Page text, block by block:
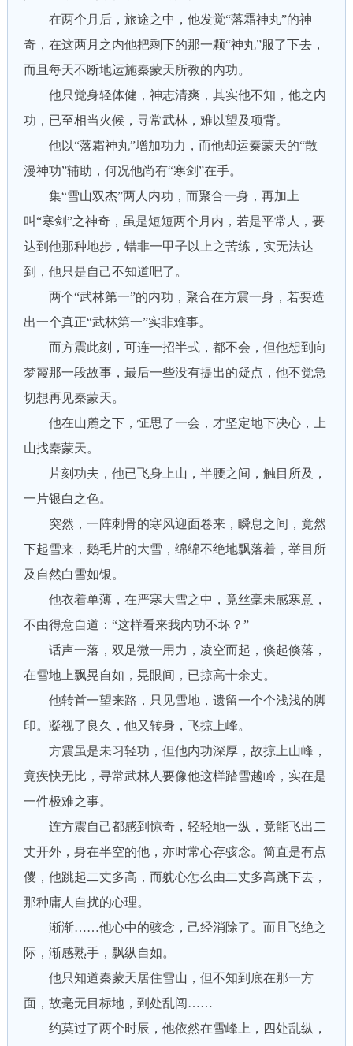
在两个月后，旅途之中，他发觉“落霜神丸”的神
奇，在这两月之内他把剩下的那一颗“神丸”服了下去，
而且每天不断地运施秦蒙天所教的内功。
他只觉身轻体健，神志清爽，其实他不知，他之内
功，已至相当火候，寻常武林，难以望及项背。
他以“落霜神丸”增加功力，而他却运秦蒙天的“散
漫神功”辅助，何况他尚有“寒剑”在手。
集“雪山双杰”两人内功，而聚合一身，再加上
叫“寒剑”之神奇，虽是短短两个月内，若是平常人，要
达到他那种地步，错非一甲子以上之苦练，实无法达
到，他只是自己不知道吧了。
两个“武林第一”的内功，聚合在方震一身，若要造
出一个真正“武林第一”实非难事。
而方震此刻，可连一招半式，都不会，但他想到向
梦霞那一段故事，最后一些没有提出的疑点，他不觉急
切想再见秦蒙天。
他在山麓之下，怔思了一会，才坚定地下决心，上
山找秦蒙天。
片刻功夫，他已飞身上山，半腰之间，触目所及，
一片银白之色。
突然，一阵刺骨的寒风迎面卷来，瞬息之间，竟然
下起雪来，鹅毛片的大雪，绵绵不绝地飘落着，举目所
及自然白雪如银。
他衣着单薄，在严寒大雪之中，竟丝毫未感寒意，
不由得意自道：“这样看来我内功不坏？”
话声一落，双足微一用力，凌空而起，倏起倏落，
在雪地上飘晃自如，晃眼间，已掠高十余丈。
他转首一望来路，只见雪地，遗留一个个浅浅的脚
印。凝视了良久，他又转身，飞掠上峰。
方震虽是未习轻功，但他内功深厚，故掠上山峰，
竟疾快无比，寻常武林人要像他这样踏雪越岭，实在是
一件极难之事。
连方震自己都感到惊奇，轻轻地一纵，竟能飞出二
丈开外，身在半空的他，亦时常心存骇念。简直是有点
儍，他跳起二丈多高，而躭心怎么由二丈多高跳下去，
那种庸人自扰的心理。
渐渐……他心中的骇念，己经消除了。而且飞绝之
际，渐感熟手，飘纵自如。
他只知道秦蒙天居住雪山，但不知到底在那一方
面，故毫无目标地，到处乱闯……
约莫过了两个时辰，他依然在雪峰上，四处乱纵，